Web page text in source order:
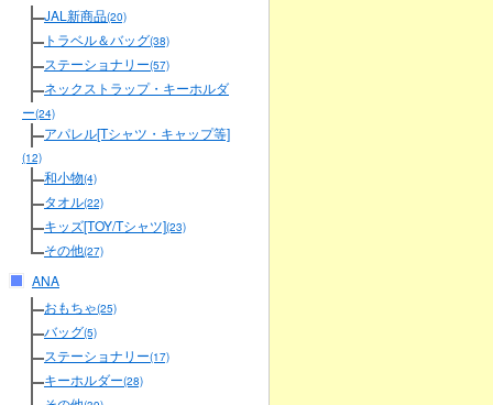
JAL新商品(20)
トラベル＆バッグ(38)
ステーショナリー(57)
ネックストラップ・キーホルダ
ー(24)
アパレル[Tシャツ・キャップ等]
(12)
和小物(4)
タオル(22)
キッズ[TOY/Tシャツ](23)
その他(27)
ANA
おもちゃ(25)
バッグ(5)
ステーショナリー(17)
キーホルダー(28)